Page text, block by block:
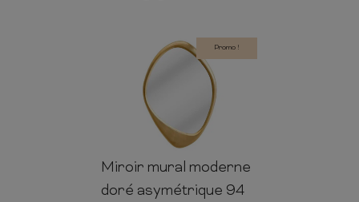
Promo !
94cm 64cm 3.5cm
Miroir mural moderne
doré asymétrique 94